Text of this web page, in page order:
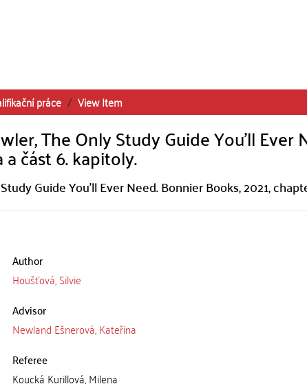
práce View Item
The Only Study Guide You'll Ever
část 6. kapitoly.
Guide You'll Ever Need. Bonnier Books, 2021,
Author
Houšťová, Silvie
Advisor
Newland Ešnerová, Kateřina
Referee
Koucká Kurillová, Milena